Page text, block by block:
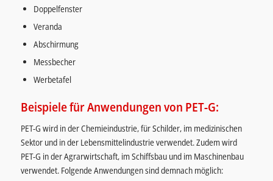
Doppelfenster
Veranda
Abschirmung
Messbecher
Werbetafel
Beispiele für Anwendungen von PET-G:
PET-G wird in der Chemieindustrie, für Schilder, im medizinischen
Sektor und in der Lebensmittelindustrie verwendet. Zudem wird
PET-G in der Agrarwirtschaft, im Schiffsbau und im Maschinenbau
verwendet. Folgende Anwendungen sind demnach möglich: